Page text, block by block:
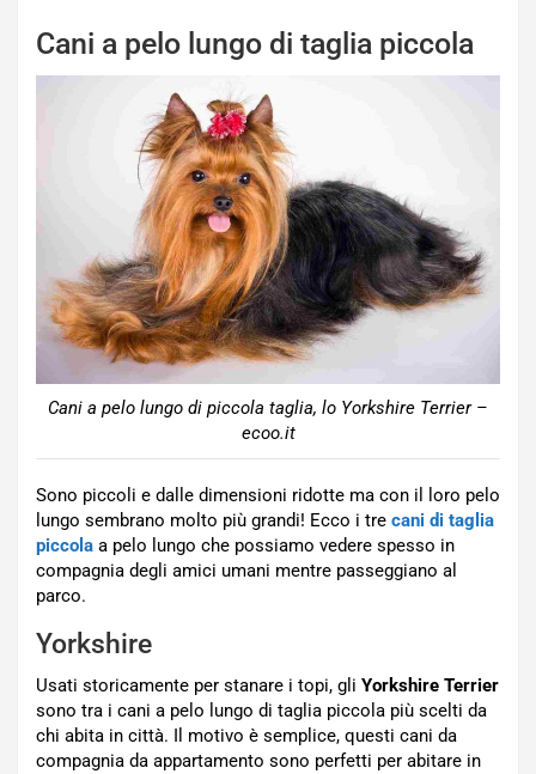
Cani a pelo lungo di taglia piccola
Cani a pelo lungo di piccola taglia, lo Yorkshire Terrier –
ecoo.it
Sono piccoli e dalle dimensioni ridotte ma con il loro pelo
lungo sembrano molto più grandi! Ecco i tre cani di taglia
piccola a pelo lungo che possiamo vedere spesso in
compagnia degli amici umani mentre passeggiano al
parco.
Yorkshire
Usati storicamente per stanare i topi, gli Yorkshire Terrier
sono tra i cani a pelo lungo di taglia piccola più scelti da
chi abita in città. Il motivo è semplice, questi cani da
compagnia da appartamento sono perfetti per abitare in